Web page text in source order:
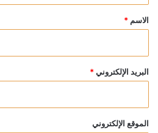
*
الاسم *
البريد الإلكتروني *
الموقع الإلكتروني